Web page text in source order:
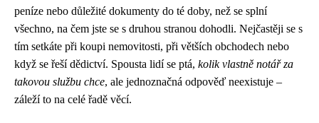
peníze nebo důležité dokumenty do té doby, než se splní
všechno, na čem jste se s druhou stranou dohodli. Nejčastěji se s
tím setkáte při koupi nemovitosti, při větších obchodech nebo
když se řeší dědictví. Spousta lidí se ptá, kolik vlastně notář za
takovou službu chce, ale jednoznačná odpověď neexistuje –
záleží to na celé řadě věcí.